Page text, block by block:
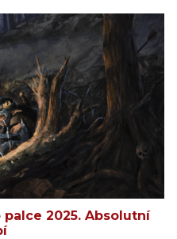
2025. Absolutní